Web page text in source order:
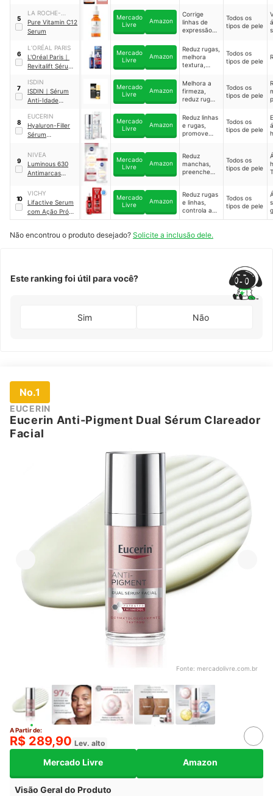
diminui
cravos e
espinhas e
tom da pele
5
LA ROCHE-
POSAY
Pure Vitamin C12
Serum
Mercado
Livre
Amazon
Corrige
linhas de
expressão,
oleosidade,
reduz poros
dilatados e
Todos os
tipos de pele
6
L’ORÉAL PARIS
L'Oréal Paris ｜
Revitalift Sérum
Puro Noite
Mercado
Livre
Amazon
Reduz rugas,
melhora
textura,
uniformidade
da pele e
mais
Todos os
tipos de pele
7
ISDIN
ISDIN ｜ Sérum
Anti-Idade
Isdinceutics
Retinal
Mercado
Livre
Amazon
Melhora a
firmeza,
reduz rugas
minimiza os
poros,
hidrata a
pele e mais
Todos os
tipos de pele
8
EUCERIN
Hyaluron-Filler
Sérum
Mercado
Livre
Amazon
Reduz linhas
e rugas,
promove
reverte os
sinais de
envelhecime
Todos os
tipos de pele
9
NIVEA
Luminous 630
Antimarcas
idade
Mercado
Livre
Amazon
Reduz
manchas,
preenche
produção de
colágeno,
ilumina a
pele e mais
Todos os
tipos de pele
10
VICHY
Lifactive Serum
com Ação Pró-
Colágeno
Mercado
Livre
Amazon
Reduz rugas
e linhas,
controla a
oleosidade,
aparência
Todos os
tipos de pele
Não encontrou o produto desejado? Solicite a inclusão dele.
Este ranking foi útil para você?
Sim Não
No.1
EUCERIN
Eucerin Anti-Pigment Dual Sérum Clareador
Facial
Fonte: mercadolivre.com.br
A Partir de:
R$ 289,90 Lev. alto
Mercado Livre Amazon
Visão Geral do Produto